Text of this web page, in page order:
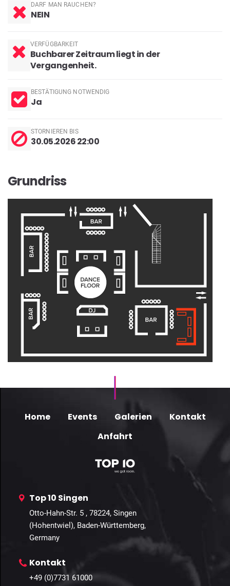
DARF MAN RAUCHEN?
NEIN
VERFÜGBARKEIT
Buchbarer Zeitraum liegt in der
Vergangenheit.
BESTÄTIGUNG NOTWENDIG
Ja
STORNIEREN BIS
30.05.2026 22:00
Grundriss
Home Events Galerien
Kontakt
Anfahrt
Top 10 Singen
Otto-Hahn-Str. 5 , 78224, Singen
(Hohentwiel), Baden-Württemberg,
Germany
Kontakt
+49 (0)7731 61000